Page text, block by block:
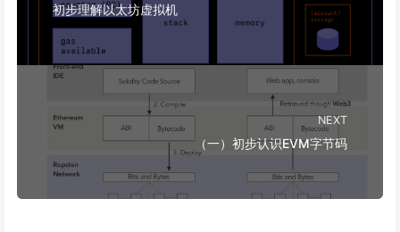
初步理解以太坊虚拟机
NEXT
（一）初步认识EVM字节码